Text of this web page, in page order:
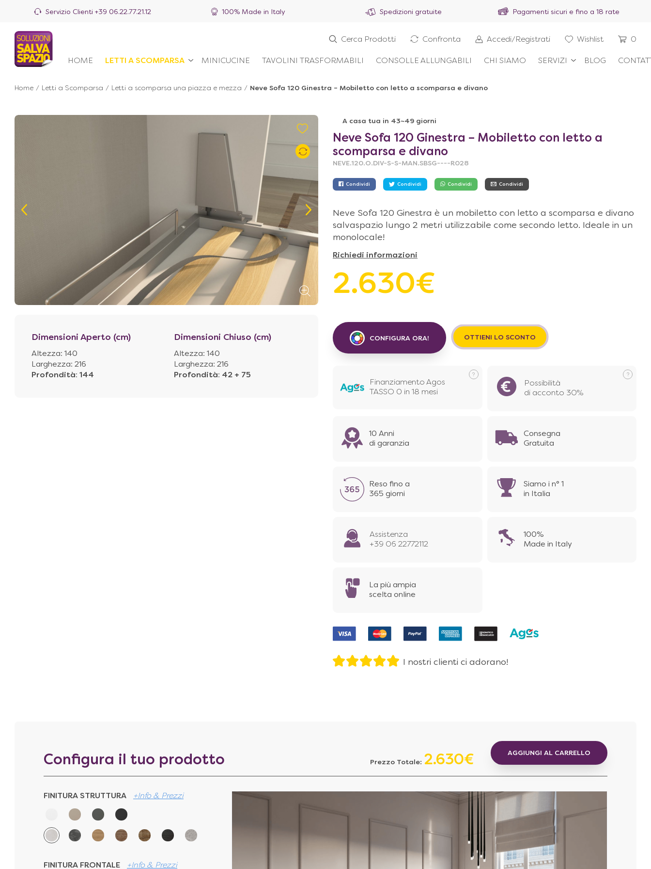
Servizio Clienti +39 06.22.77.21.12 100% Made in Italy Spedizioni gratuite Pagamenti sicuri e fino a 18 rate
HOME LETTI A SCOMPARSA MINICUCINE TAVOLINI TRASFORMABILI CONSOLLE ALLUNGABILI CHI SIAMO SERVIZI BLOG
Cerca Prodotti Confronta Accedi/Registrati Wishlist 0
Home / Letti a Scomparsa / Letti a scomparsa una piazza e mezza / Neve Sofa 120 Ginestra – Mobiletto con letto a scomparsa e divano
Dimensioni Aperto (cm)
Altezza: 140
Larghezza: 216
Profondità: 144
Dimensioni Chiuso (cm)
Altezza: 140
Larghezza: 216
Profondità: 42 + 75
A casa tua in 43~49 giorni
Neve Sofa 120 Ginestra – Mobiletto con letto a
scomparsa e divano
NEVE.120.O.DIV-S-S-MAN.SBSG----R028
Condividi Condividi Condividi Condividi
Neve Sofa 120 Ginestra è un mobiletto con letto a scomparsa e divano
salvaspazio lungo 2 metri utilizzabile come secondo letto. Ideale in un
monolocale!
Richiedi informazioni
2.630€
CONFIGURA ORA! OTTIENI LO SCONTO
Finanziamento Agos
TASSO 0 in 18 mesi
Possibilità
di acconto 30%
10 Anni
di garanzia
Consegna
Gratuita
Reso fino a
365 giorni
Siamo i n° 1
in Italia
Assistenza
+39 06 22772112
100%
Made in Italy
La più ampia
scelta online
I nostri clienti ci adorano!
Configura il tuo prodotto Prezzo Totale: 2.630€
AGGIUNGI AL CARRELLO
FINITURA STRUTTURA +Info & Prezzi
FINITURA FRONTALE +Info & Prezzi